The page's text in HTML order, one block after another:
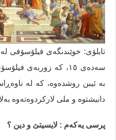
تابلۆی: خوێندنگەی فیلۆسۆفی لە
سەدەی ١٥، کە زوربەی
بە ئیبن روشدەوە، کە لە
دانیشتوە و ملی لارکردوەتەوە
پرسی یەکەم : لایسیتێ و دین ؟